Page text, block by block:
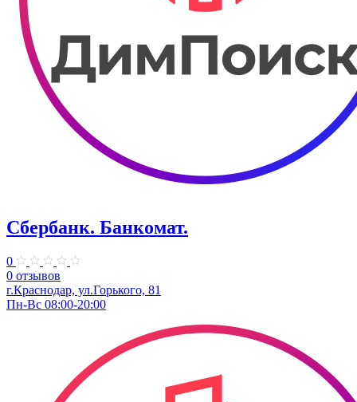
Сбербанк. Банкомат.
0
0 отзывов
​г.Краснодар, ул.​Горького, 81
Пн-Вс 08:00-20:00